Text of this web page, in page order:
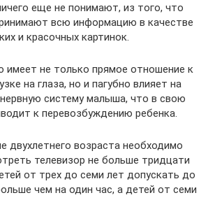
еще не понимают, из того, что
всю информацию в качестве
и красочных картинок.
имеет не только прямое отношение к
на глаза, но и пагубно влияет на
систему малыша, что в свою
к перевозбуждению ребенка.
двухлетнего возраста необходимо
телевизор не больше тридцати
от трех до семи лет допускать до
чем на один час, а детей от семи